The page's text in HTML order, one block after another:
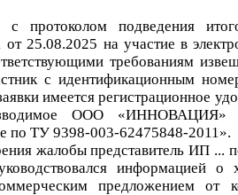
с протоколомподведения
от 25.08.2025 на участие в
требованиям
с идентификационным номе
имеется регистрационное
ООО «ИННОВАЦИЯ»
по ТУ 9398-003-62475848-2011».
жалобы представительИП ...
информацией о
предложением от